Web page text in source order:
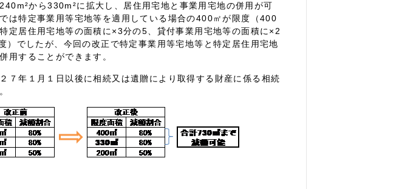
から330m²に拡大し、居住用宅地と事業用宅地の併用が可
は特定事業用等宅地等を適用している場合の400㎡が限度（400
定居住用宅地等の面積に×3分の5、貸付事業用宅地等の面積に×2
）でしたが、今回の改正で特定事業用等宅地等と特定居住用宅地
用することができます。
７年１月１日以後に相続又は遺贈により取得する財産に係る相続